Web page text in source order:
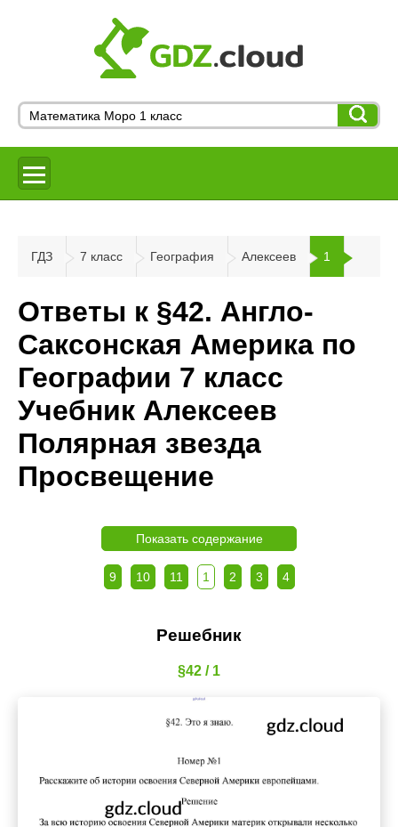
ГДЗ 7 класс География Алексеев 1
Ответы к §42. Англо-
Саксонская Америка по
Географии 7 класс
Учебник Алексеев
Полярная звезда
Просвещение
Показать содержание
9 10 11 1 2 3 4
Решебник
§42 / 1